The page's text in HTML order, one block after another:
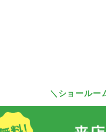
＼ショールー